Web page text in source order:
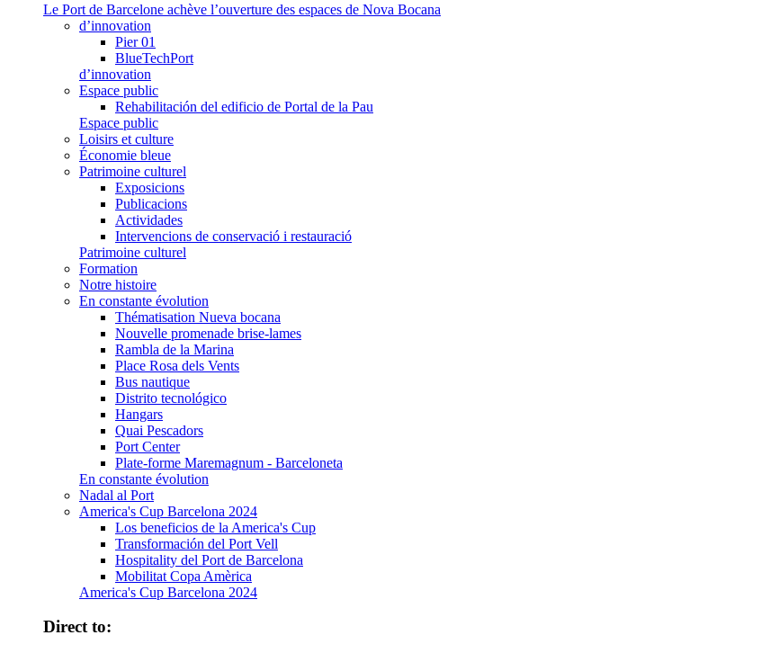
Le Port de Barcelone achève l’ouverture des espaces de Nova Bocana
d’innovation
Pier 01
BlueTechPort
d’innovation
Espace public
Rehabilitación del edificio de Portal de la Pau
Espace public
Loisirs et culture
Économie bleue
Patrimoine culturel
Exposicions
Publicacions
Actividades
Intervencions de conservació i restauració
Patrimoine culturel
Formation
Notre histoire
En constante évolution
Thématisation Nueva bocana
Nouvelle promenade brise-lames
Rambla de la Marina
Place Rosa dels Vents
Bus nautique
Distrito tecnológico
Hangars
Quai Pescadors
Port Center
Plate-forme Maremagnum - Barceloneta
En constante évolution
Nadal al Port
America's Cup Barcelona 2024
Los beneficios de la America's Cup
Transformación del Port Vell
Hospitality del Port de Barcelona
Mobilitat Copa Amèrica
America's Cup Barcelona 2024
Direct to: